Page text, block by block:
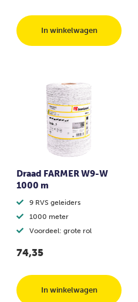
In winkelwagen
Draad FARMER W9-W
1000 m
9 RVS geleiders
1000 meter
Voordeel: grote rol
74,35
In winkelwagen